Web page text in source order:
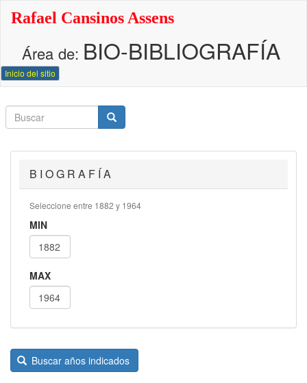
principal
Rafael Cansinos Assens
Área de: BIO-BIBLIOGRAFÍA
Inicio del sitio
Buscar
Buscar
Buscar
B I O G R A F Í A
Seleccione entre 1882 y 1964
MIN
MAX
Buscar años indicados